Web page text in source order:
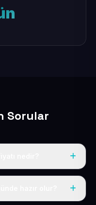
Sorular
+ KDV. Bu bedele alan